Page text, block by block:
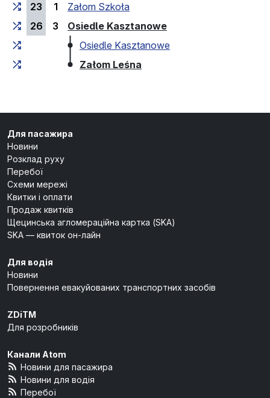
23
1
Załom Szkoła
26
3 Osiedle Kasztanowe(кінцева зупинка)
Osiedle Kasztanowe
Załom Leśna
Для пасажира
Новини
Розклад руху
Перебої
Схеми мережі
Квитки і оплати
Продаж квитків
Щецинська агломераційна картка (SKA)
SKA — квиток он-лайн
Для водія
Новини
Повернення евакуйованих транспортних засобів
ZDiTM
Для розробників
Канали Atom
Новини для пасажира
Новини для водія
Перебої